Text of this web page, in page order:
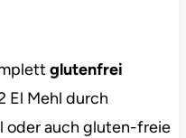
glutenfrei
El Mehl durch
oder auch gluten-freie